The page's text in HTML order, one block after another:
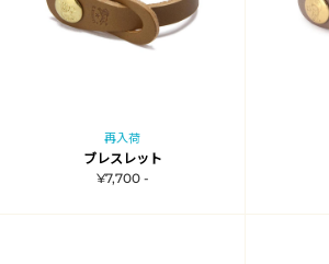
再入荷
ブレスレット
¥7,700 -